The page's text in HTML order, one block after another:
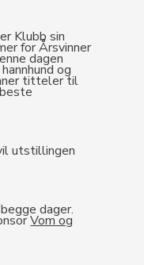
Klubb sin
for Årsvinner
dagen
og
titteler til
utstillingen
dager.
Vom og